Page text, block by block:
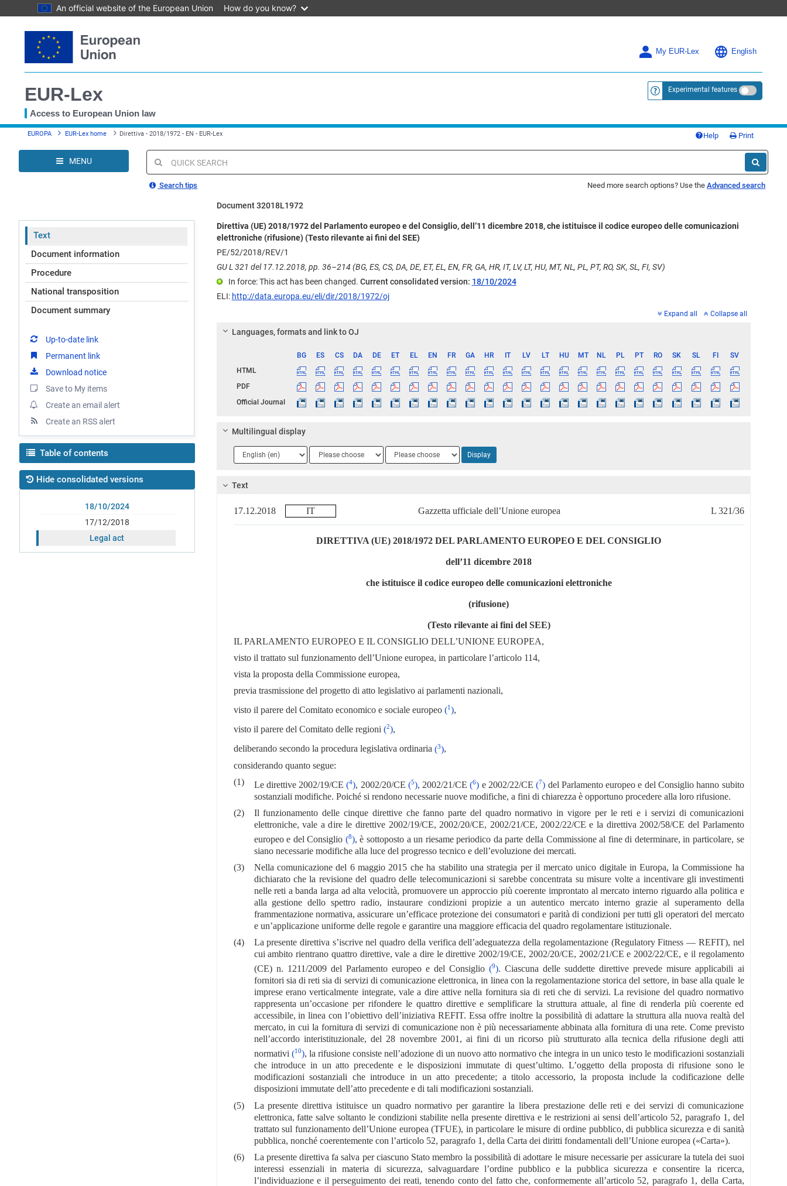
An official website of the European Union How do you know?
to
content
My EUR-Lex English
EUR-Lex
Access to European Union law
<a href="https://eur-lex.europa.eu/
Experimental features
You
here
EUROPA EUR-Lex home Direttiva - 2018/1972 - EN - EUR-Lex Help Print
MENU
Quick
search
Search tips Need more search options? Use the Advanced search
Document 32018L1972
Text
Document information
Procedure
National transposition
Document summary
Up-to-date link
Permanent link
Download notice
Save to My items
Create an email alert
Create an RSS alert
Table of contents
Hide consolidated versions
18/10/2024
17/12/2018
Legal act
Direttiva (UE) 2018/1972 del Parlamento europeo e del Consiglio, dell’11 dicembre 2018, che istituisce il codice europeo delle comunicazioni
elettroniche (rifusione) (Testo rilevante ai fini del SEE)
PE/52/2018/REV/1
GU L 321 del 17.12.2018, pp. 36–214 (BG, ES, CS, DA, DE, ET, EL, EN, FR, GA, HR, IT, LV, LT, HU, MT, NL, PL, PT, RO, SK, SL, FI, SV)
In force: This act has been changed. Current consolidated version: 18/10/2024
ELI: http://data.europa.eu/eli/dir/2018/1972/oj
Expand all Collapse all
Languages, formats and link to OJ
BG ES CS DA DE ET EL EN FR GA HR IT LV LT HU MT NL PL PT RO SK SL FI
SV
HTML
PDF
Official Journal
Multilingual display
Language
1
Language
2
Language
3
Display
Text
17.12.2018 IT Gazzetta ufficiale dell’Unione europea L 321/36
DIRETTIVA (UE) 2018/1972 DEL PARLAMENTO EUROPEO E DEL CONSIGLIO
dell’11 dicembre 2018
che istituisce il codice europeo delle comunicazioni elettroniche
(rifusione)
(Testo rilevante ai fini del SEE)
IL PARLAMENTO EUROPEO E IL CONSIGLIO DELL’UNIONE EUROPEA,
visto il trattato sul funzionamento dell’Unione europea, in particolare l’articolo 114,
vista la proposta della Commissione europea,
previa trasmissione del progetto di atto legislativo ai parlamenti nazionali,
visto il parere del Comitato economico e sociale europeo (1),
visto il parere del Comitato delle regioni (2),
deliberando secondo la procedura legislativa ordinaria (3),
considerando quanto segue:
(1)
Le direttive 2002/19/CE(4), 2002/20/CE (5), 2002/21/CE(6) e 2002/22/CE(7) del Parlamento europeo e del Consiglio hanno subito
sostanziali modifiche. Poiché si rendono necessarie nuove modifiche, a fini di chiarezza è opportuno procedere alla loro rifusione.
(2)
Il funzionamento delle cinque direttive che fanno parte del quadro normativo in vigore per le reti e i servizi di comunicazioni
elettroniche, vale a dire le direttive 2002/19/CE, 2002/20/CE, 2002/21/CE, 2002/22/CE e la direttiva 2002/58/CE del Parlamento
europeo e del Consiglio (8), è sottoposto a un riesame periodico da parte della Commissione al fine di determinare, in particolare, se
siano necessarie modifiche alla luce del progresso tecnico e dell’evoluzione dei mercati.
(3)
Nella comunicazione del 6 maggio 2015 che ha stabilito una strategia per il mercato unico digitale in Europa, la Commissione ha
dichiarato che la revisione del quadro delle telecomunicazioni si sarebbe concentrata su misure volte a incentivare gli investimenti
nelle reti a banda larga ad alta velocità, promuovere un approccio più coerente improntato al mercato interno riguardo alla politica e
alla gestione dello spettro radio, instaurare condizioni propizie a un autentico mercato interno grazie al superamento della
frammentazione normativa, assicurare un’efficace protezione dei consumatori e parità di condizioni per tutti gli operatori del mercato
e un’applicazione uniforme delle regole e garantire una maggiore efficacia del quadro regolamentare istituzionale.
(4)
La presente direttiva s’iscrive nel quadro della verifica dell’adeguatezza della regolamentazione (Regulatory Fitness — REFIT), nel
cui ambito rientrano quattro direttive, vale a dire le direttive 2002/19/CE, 2002/20/CE, 2002/21/CE e 2002/22/CE, e il regolamento
(CE) n. 1211/2009 del Parlamento europeo e del Consiglio(9). Ciascuna delle suddette direttive prevede misure applicabili ai
fornitori sia di reti sia di servizi di comunicazione elettronica, in linea con la regolamentazione storica del settore, in base alla quale le
imprese erano verticalmente integrate, vale a dire attive nella fornitura sia di reti che di servizi. La revisione del quadro normativo
rappresenta un’occasione per rifondere le quattro direttive e semplificare la struttura attuale, al fine di renderla più coerente ed
accessibile, in linea con l’obiettivo dell’iniziativa REFIT. Essa offre inoltre la possibilità di adattare la struttura alla nuova realtà del
mercato, in cui la fornitura di servizi di comunicazione non è più necessariamente abbinata alla fornitura di una rete. Come previsto
nell’accordo interistituzionale, del 28 novembre 2001, ai fini di un ricorso più strutturato alla tecnica della rifusione degli atti
normativi (10), la rifusione consiste nell’adozione di un nuovo atto normativo che integra in un unico testo le modificazioni sostanziali
che introduce in un atto precedente e le disposizioni immutate di quest’ultimo. L’oggetto della proposta di rifusione sono le
modificazioni sostanziali che introduce in un atto precedente; a titolo accessorio, la proposta include la codificazione delle
disposizioni immutate dell’atto precedente e di tali modificazioni sostanziali.
(5)
La presente direttiva istituisce un quadro normativo per garantire la libera prestazione delle reti e dei servizi di comunicazione
elettronica, fatte salve soltanto le condizioni stabilite nella presente direttiva e le restrizioni ai sensi dell’articolo 52, paragrafo 1, del
trattato sul funzionamento dell’Unione europea (TFUE), in particolare le misure di ordine pubblico, di pubblica sicurezza e di sanità
pubblica, nonché coerentemente con l’articolo 52, paragrafo 1, della Carta dei diritti fondamentali dell’Unione europea («Carta»).
(6)
La presente direttiva fa salva per ciascuno Stato membro la possibilità di adottare le misure necessarie per assicurare la tutela dei suoi
interessi essenziali in materia di sicurezza, salvaguardare l’ordine pubblico e la pubblica sicurezza e consentire la ricerca,
l’individuazione e il perseguimento dei reati, tenendo conto del fatto che, conformemente all’articolo 52, paragrafo 1, della Carta,